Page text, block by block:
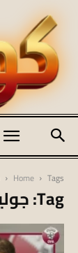
Home Tags
Tag: جولين لوبيتيجي